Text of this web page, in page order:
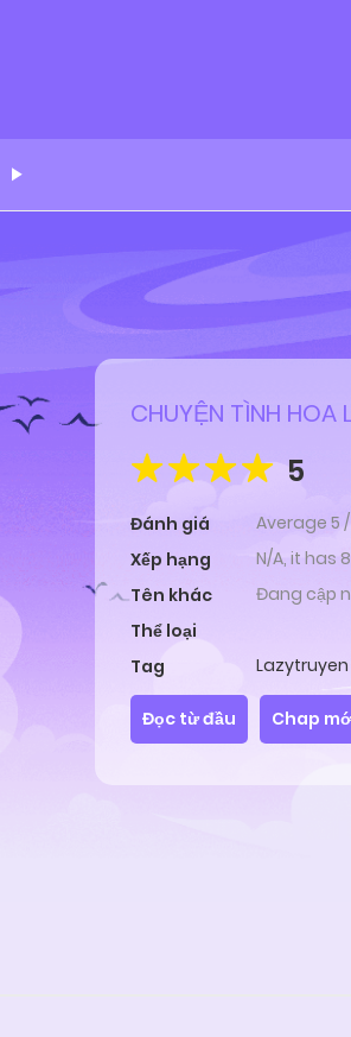
CHUYỆN TÌNH HOA
5
Đánh giá Average 5
Xếp hạng
N/A, it has
Tên khác
Đang cập
Thể loại
Tag
Lazytruyen
Đọc từ đầu Chap